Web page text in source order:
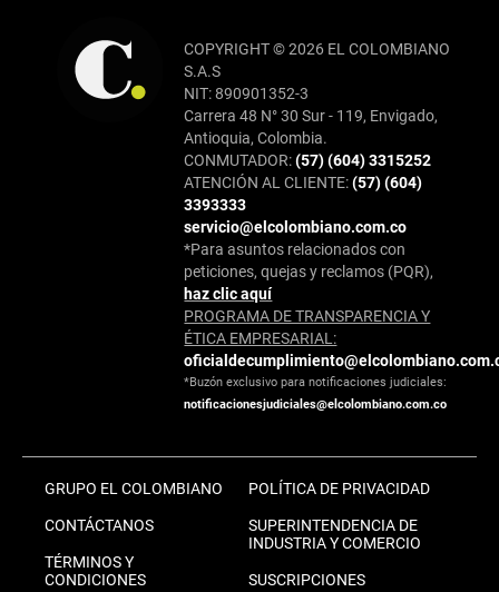
COPYRIGHT © 2026 EL COLOMBIANO
S.A.S
NIT: 890901352-3
Carrera 48 N° 30 Sur - 119, Envigado,
Antioquia, Colombia.
CONMUTADOR:(57) (604) 3315252
ATENCIÓN AL CLIENTE:(57) (604)
3393333
servicio@elcolombiano.com.co
*Para asuntos relacionados con
peticiones, quejas y reclamos (PQR),
haz clic aquí
PROGRAMA DE TRANSPARENCIA Y
ÉTICA EMPRESARIAL:
*Buzón exclusivo para notificaciones judiciales:
notificacionesjudiciales@elcolombiano.com.co
GRUPO EL COLOMBIANO
CONTÁCTANOS
TÉRMINOS Y
CONDICIONES
POLÍTICA DE PRIVACIDAD
SUPERINTENDENCIA DE
INDUSTRIA Y COMERCIO
SUSCRIPCIONES